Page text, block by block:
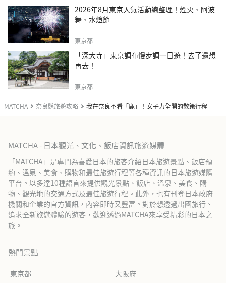
MATCHA 奈良縣旅遊攻略 我在奈良不看「鹿」！女子力全開的散策行程
2026年8月東京人氣活動總整理！煙火、阿波
舞、水燈節
東京都
「深大寺」東京調布慢步調一日遊！去了還想
再去！
東京都
MATCHA - 日本觀光、文化、飯店資訊旅遊媒體
「MATCHA」是專門為喜愛日本的旅客介紹日本旅遊景點、飯店預
約、溫泉、美食、購物和最佳旅遊行程等各種資訊的日本旅遊媒體
平台。以多達10種語言來提供觀光景點、飯店、溫泉、美食、購
物、觀光地的交通方式及最佳旅遊行程。此外，也有刊登日本政府
機關和企業的官方資訊，內容即時又豐富。對於想透過出國旅行、
追求全新旅遊體驗的遊客，歡迎透過MATCHA來享受精彩的日本之
旅。
熱門景點
東京都 大阪府